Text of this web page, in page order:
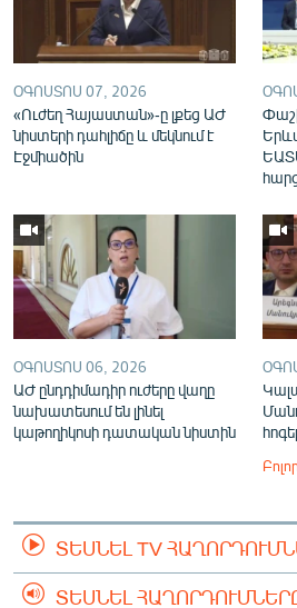
ՕԳՈՍՏՈՍ 07, 2026
«Ուժեղ Հայաստան»-ը լքեց ԱԺ
նիստերի դահլիճը և մեկնում է
Էջմիածին
ՕԳՈՍՏՈՍ 06, 2026
ԱԺ ընդդիմադիր ուժերը վաղը
նախատեսում են լինել
կաթողիկոսի դատական նիստին
ՏԵՍՆԵԼ TV
ՏԵՍՆԵԼ